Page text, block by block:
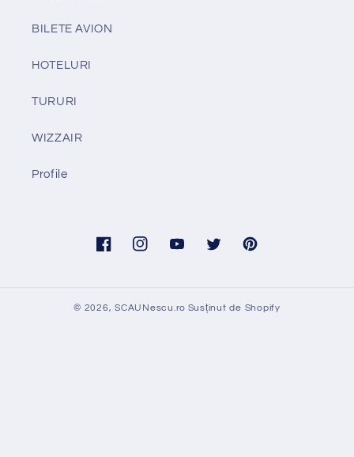
BILETE AVION
HOTELURI
TURURI
WIZZAIR
Profile
FacebookInstagramYouTubeTwitter Pinterest
© 2026,SCAUNescu.ro Susținut de Shopify